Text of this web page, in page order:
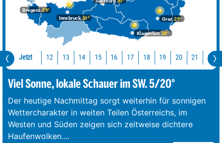
Bregenz29°
Graz29°
Innsbruck31°
Klagenfurt 28°
Jetzt 12 13 14 15 16 17 18 19 20 21 22
Viel Sonne, lokale Schauer im SW. 5/20°
Der heutige Nachmittag sorgt weiterhin für sonnigen
Wettercharakter in weiten Teilen Österreichs, im
Westen und Süden zeigen sich zeitweise dichtere
Haufenwolken....